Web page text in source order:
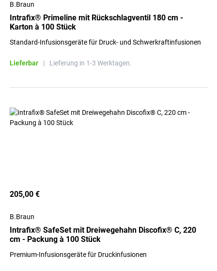
B.Braun
Intrafix® Primeline mit Rückschlagventil 180 cm -
Karton à 100 Stück
Standard-Infusionsgeräte für Druck- und Schwerkraftinfusionen
Lieferbar | Lieferung in 1-3 Werktagen.
205,00 €
B.Braun
Intrafix® SafeSet mit Dreiwegehahn Discofix® C, 220
cm - Packung à 100 Stück
Premium-Infusionsgeräte für Druckinfusionen